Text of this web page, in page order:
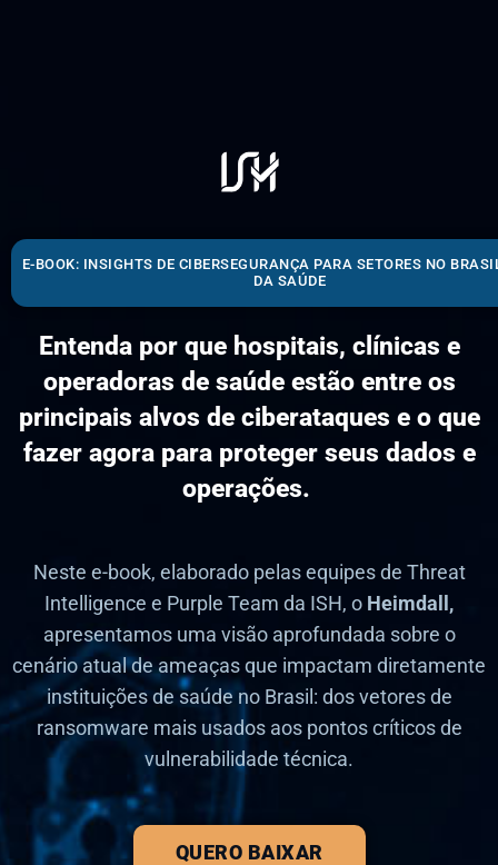
E-BOOK: INSIGHTS DE CIBERSEGURANÇA PARA SETORES NO
DA SAÚDE
Entenda por que hospitais, clínicas e
operadoras de saúde estão entre os
principais alvos de ciberataques e o que
fazer agora para proteger seus dados e
operações.
Neste e-book, elaborado pelas equipes de Threat
Intelligence e Purple Team da ISH, o Heimdall,
apresentamos uma visão aprofundada sobre o
cenário atual de ameaças que impactam diretamente
instituições de saúde no Brasil: dos vetores de
ransomware mais usados aos pontos críticos de
vulnerabilidade técnica.
QUERO BAIXAR